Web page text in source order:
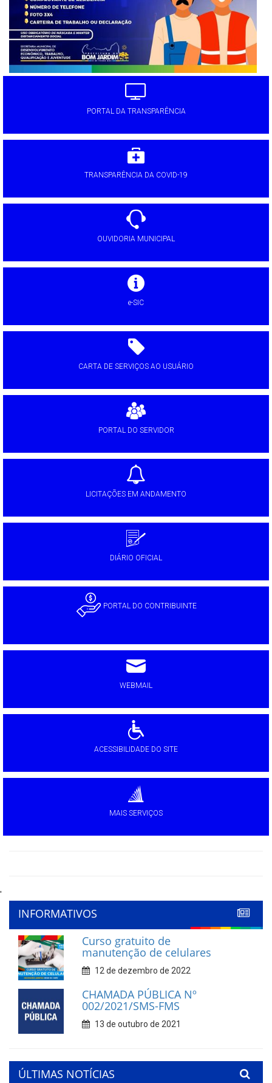
PORTAL DA TRANSPARÊNCIA
TRANSPARÊNCIA DA COVID-19
OUVIDORIA MUNICIPAL
e-SIC
CARTA DE SERVIÇOS AO USUÁRIO
PORTAL DO SERVIDOR
LICITAÇÕES EM ANDAMENTO
DIÁRIO OFICIAL
PORTAL DO CONTRIBUINTE
WEBMAIL
ACESSIBILIDADE DO SITE
MAIS SERVIÇOS
'
INFORMATIVOS
Curso gratuito de
manutenção de celulares
12 de dezembro de 2022
CHAMADA PÚBLICA Nº
002/2021/SMS-FMS
13 de outubro de 2021
ÚLTIMAS NOTÍCIAS